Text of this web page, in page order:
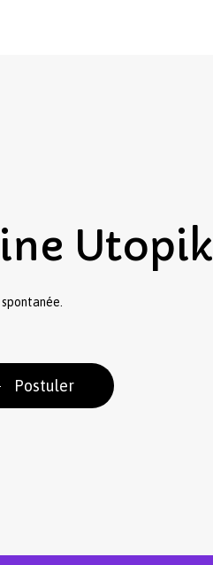
Utopik
Postuler